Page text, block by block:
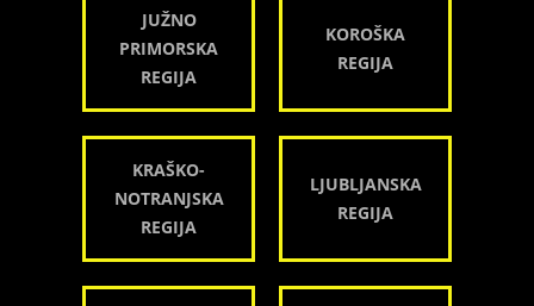
JUŽNO
PRIMORSKA
REGIJA
KOROŠKA
REGIJA
KRAŠKO-
NOTRANJSKA
REGIJA
LJUBLJANSKA
REGIJA